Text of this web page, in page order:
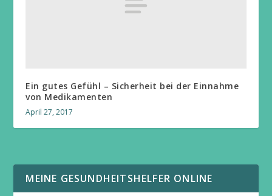
Ein gutes Gefühl – Sicherheit bei der Einnahme
von Medikamenten
April 27, 2017
MEINE GESUNDHEITSHELFER ONLINE